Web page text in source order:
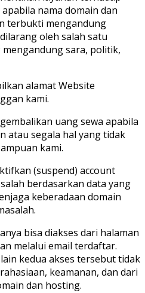
nama domain dan
terbukti mengandung
oleh salah satu
sara, politik,
alamat Website
kami.
uang sewa apabila
atau segala hal yang tidak
kami.
(suspend) account
berdasarkan data yang
keberadaan domain
bisa diakses dari halaman
melalui email terdaftar.
kedua akses tersebut tidak
keamanan, dan dari
dan hosting.